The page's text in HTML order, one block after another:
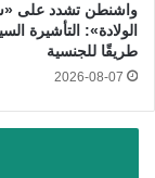
واشنطن تشدد على
الولادة»: التأشيرة
طريقًا للجنسية
2026-08-07